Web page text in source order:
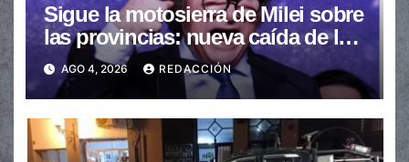
Sigue la motosierra de Milei sobre
las provincias: nueva caída de las
transferencias no automáticas
AGO 4, 2026 REDACCIÓN